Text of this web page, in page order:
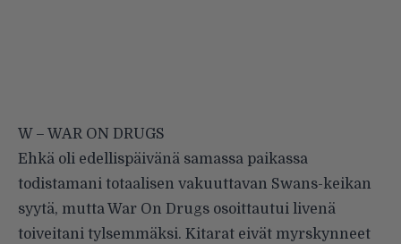
W – WAR ON DRUGS
Ehkä oli edellispäivänä samassa paikassa
todistamani totaalisen vakuuttavan Swans-keikan
syytä, mutta War On Drugs osoittautui livenä
toiveitani tylsemmäksi. Kitarat eivät myrskynneet